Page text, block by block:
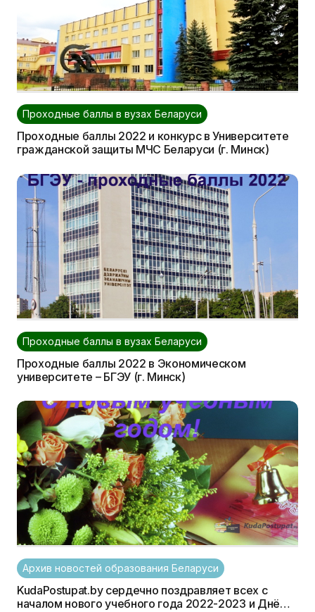
Проходные баллы в вузах Беларуси
Проходные баллы 2022 и конкурс в Университете
гражданской защиты МЧС Беларуси (г. Минск)
Проходные баллы в вузах Беларуси
Проходные баллы 2022 в Экономическом
университете – БГЭУ (г. Минск)
Архив новостей образования Беларуси
KudaPostupat.by сердечно поздравляет всех с
началом нового учебного года 2022-2023 и Днём